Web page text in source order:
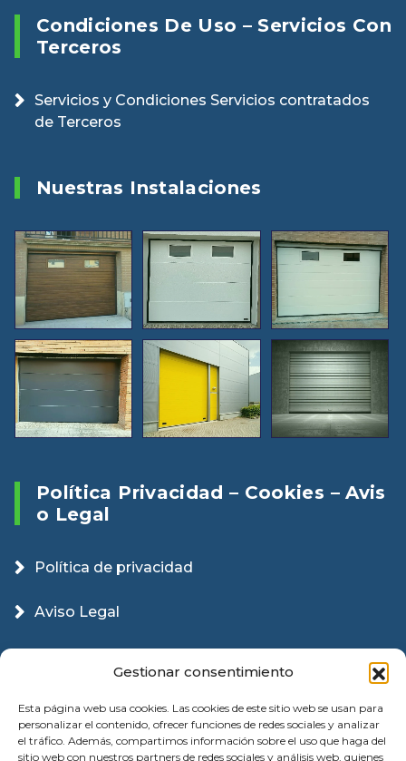
Gestionar consentimiento
Esta página web usa cookies. Las cookies de este sitio web se usan para
personalizar el contenido, ofrecer funciones de redes sociales y analizar
el tráfico. Además, compartimos información sobre el uso que haga del
sitio web con nuestros partners de redes sociales y análisis web, quienes
Condiciones De Uso – Servicios Con
Terceros
Servicios y Condiciones Servicios contratados
de Terceros
Nuestras Instalaciones
Política Privacidad – Cookies – Avis
O Legal
Política de privacidad
Aviso Legal